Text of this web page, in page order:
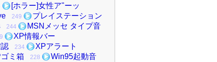
[ホラー]女性ア"ーッ
249
プレイステーション
244 MSNメッセ タイプ音
XP情報バー
234
XPアラート
ミ箱
228 Win95起動音